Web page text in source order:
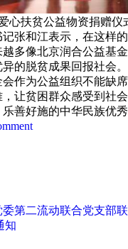
爱心扶贫公益物资捐赠仪
张和江表示，在这样
多像北京润合公益基
的脱贫成果回报社会。
作为公益组织不能缺
让贫困群众感受到社
善好施的中华民族优
on
安
第二流动联合党支部
知